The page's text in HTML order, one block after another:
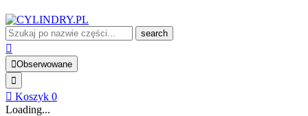
search
Obserwowane
Koszyk 0
Loading...